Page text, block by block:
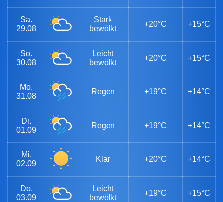
Sa.
29.08
Stark
bewölkt
+20°C +15°C
So.
30.08
Leicht
bewölkt
+20°C +15°C
Mo.
31.08
Regen +19°C +14°C
Di.
01.09
Regen +19°C +14°C
Mi.
02.09
Klar +20°C +14°C
Do.
03.09
Leicht
bewölkt
+19°C +15°C